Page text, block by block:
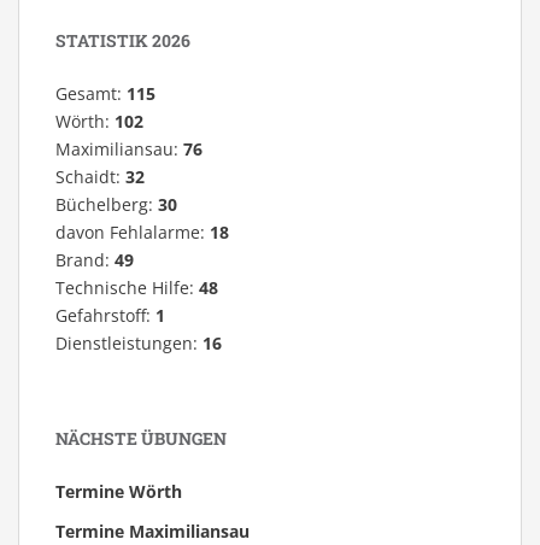
STATISTIK 2026
Gesamt: 115
Wörth: 102
Maximiliansau: 76
Schaidt: 32
Büchelberg: 30
davon Fehlalarme: 18
Brand: 49
Technische Hilfe: 48
Gefahrstoff: 1
Dienstleistungen: 16
NÄCHSTE ÜBUNGEN
Termine Wörth
Termine Maximiliansau